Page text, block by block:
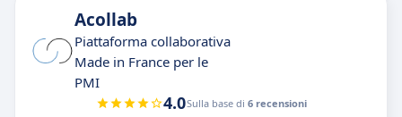
Acollab
Piattaforma collaborativa
Made in France per le
PMI
4.0Sulla base di 6 recensioni